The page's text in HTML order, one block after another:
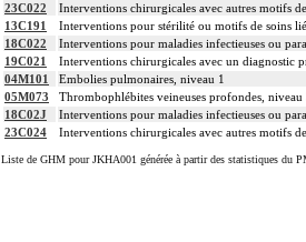
23C022
Interventions chirurgicales avec autres motifs
13C191
Interventions pour stérilité ou motifs de soins
18C022
Interventions pour maladies infectieuses ou
19C021
Interventions chirurgicales avec un diagnostic
04M101
Embolies pulmonaires, niveau 1
05M073
Thrombophlébites veineuses profondes, niveau
18C02J
Interventions pour maladies infectieuses ou
23C024
Interventions chirurgicales avec autres motifs
Liste de GHM pour JKHA001 générée à partir des statistiques du